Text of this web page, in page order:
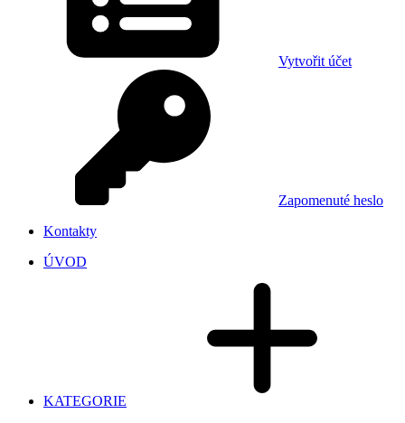
Vytvořit účet
Zapomenuté heslo
Kontakty
ÚVOD
KATEGORIE